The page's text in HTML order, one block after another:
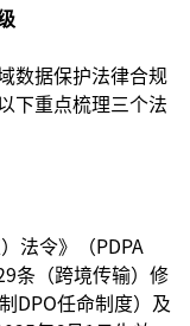
数据保护法律合规
下重点梳理三个法
法令》（PDPA
条（跨境传输）修
DPO任命制度）及